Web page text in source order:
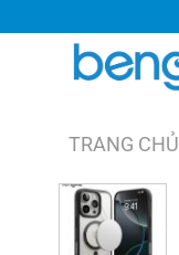
đến
TRANG CHỦ